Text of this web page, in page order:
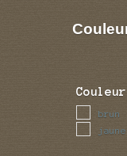
brun
jaune